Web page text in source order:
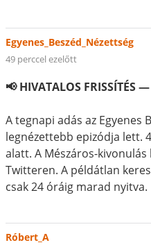
Egyenes_Beszéd_Nézettség
49 perccel ezelőtt
📢 HIVATALOS FRISSÍTÉS
A tegnapi adás az Egyenes
legnézettebb epizódja lett.
alatt. A Mészáros-
Twitteren. A példátlan
csak 24 óráig marad nyitva.
Róbert_A